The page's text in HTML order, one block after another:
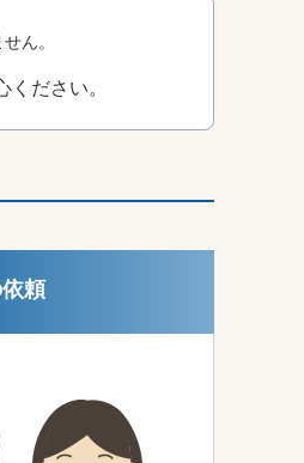
ださい。
ん。
頼